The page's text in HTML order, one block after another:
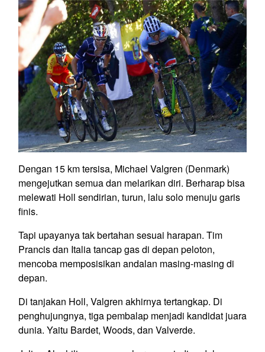
Dengan 15 km tersisa, Michael Valgren (Denmark)
mengejutkan semua dan melarikan diri. Berharap bisa
melewati Holl sendirian, turun, lalu solo menuju garis
finis.
Tapi upayanya tak bertahan sesuai harapan. Tim
Prancis dan Italia tancap gas di depan peloton,
mencoba memposisikan andalan masing-masing di
depan.
Di tanjakan Holl, Valgren akhirnya tertangkap. Di
penghujungnya, tiga pembalap menjadi kandidat juara
dunia. Yaitu Bardet, Woods, dan Valverde.